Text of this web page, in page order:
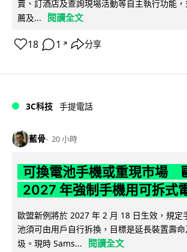
賣、訂酒店及查詢現場活動等自主執行功能
薦及...
閱讀全文
18 1 ↗ 分享
3C科技 手提電話
藍骨 20 小時
可換電池手機或重現市場
2027 年強制手機用可拆式
歐盟新例將於 2027 年 2 月 18 日生效，規定
池須可由用戶自行拆換，目標是延長裝置壽
圾。現時 Sams...
閱讀全文